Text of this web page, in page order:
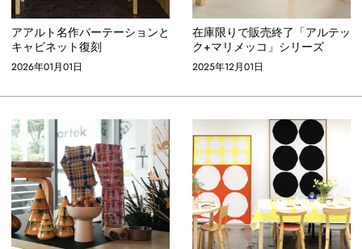
アアルト名作パーテーションと
キャビネット復刻
2026年01月01日
在庫限りで販売終了「アルテッ
ク+マリメッコ」シリーズ
2025年12月01日